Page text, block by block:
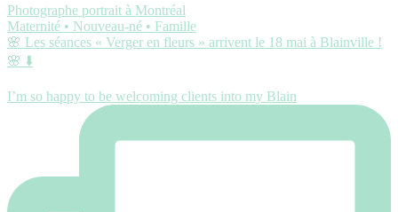
Photographe portrait à Montréal
Maternité • Nouveau-né • Famille
🌸 Les séances « Verger en fleurs » arrivent le 18 mai à Blainville !
🌸 ⬇️
I’m so happy to be welcoming clients into my Blain